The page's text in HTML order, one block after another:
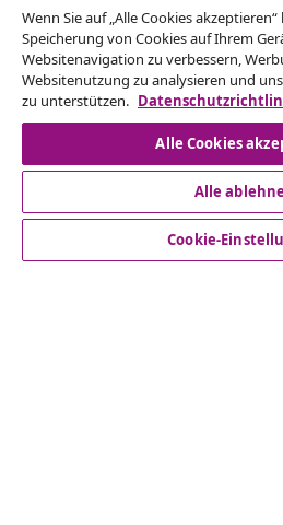
Vom Vertrag zurücktreten
Reiche einen Widerrufsantrag
ein.
Vom Vertrag
Wenn Sie auf „Alle Cookies
Speicherung von Cookies auf Ihrem
Websitenavigation zu verbessern,
Websitenutzung zu analysieren und
zu unterstützen.
Alle Cookies
Alle
Cookie-